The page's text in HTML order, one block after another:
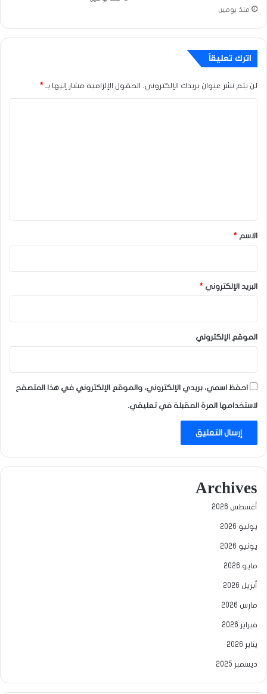
منذ يومين
اترك تعليقاً
لن يتم نشر عنوان بريدك الإلكتروني. الحقول الإلزامية مشار إليها بـ *
*
الاسم *
البريد الإلكتروني *
الموقع الإلكتروني
احفظ اسمي، بريدي الإلكتروني، والموقع الإلكتروني في هذا المتصفح
لاستخدامها المرة المقبلة في تعليقي.
Archives
أغسطس 2026
يوليو 2026
يونيو 2026
مايو 2026
أبريل 2026
مارس 2026
فبراير 2026
يناير 2026
ديسمبر 2025